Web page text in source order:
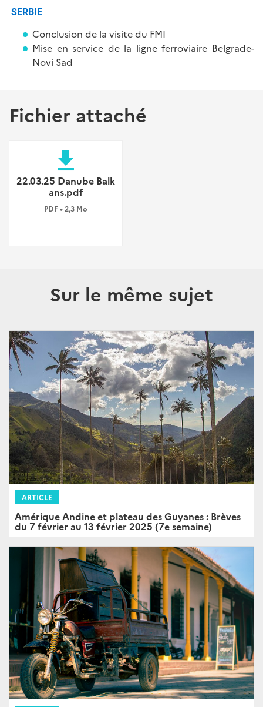
SERBIE
Conclusion de la visite du FMI
Mise en service de la ligne ferroviaire Belgrade-
Novi Sad
Fichier attaché
file_download
22.03.25 Danube Balk
ans.pdf
PDF • 2,3 Mo
Sur le même sujet
ARTICLE
Amérique Andine et plateau des Guyanes : Brèves
du 7 février au 13 février 2025 (7e semaine)